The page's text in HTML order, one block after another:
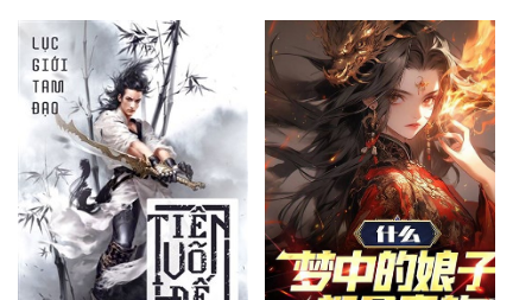
Đông Phương Huyền Huyễn
Đồng Nhân
Cẩu Đạo Trường Sinh
Ngự Thú
Truyện Nam